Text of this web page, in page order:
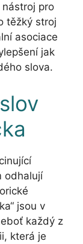
pro
těžký stroj
asociace
jak
slova.
odhalují
jsou v
každý z
která je